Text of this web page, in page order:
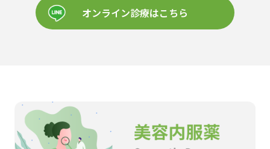
オンライン診療はこちら